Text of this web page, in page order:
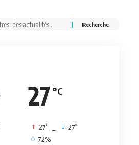
27 °C
27° 27°
72%